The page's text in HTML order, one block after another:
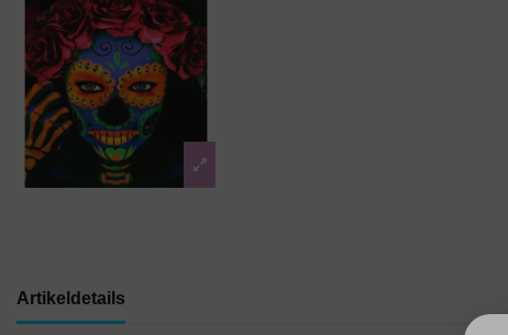
Artikeldetails